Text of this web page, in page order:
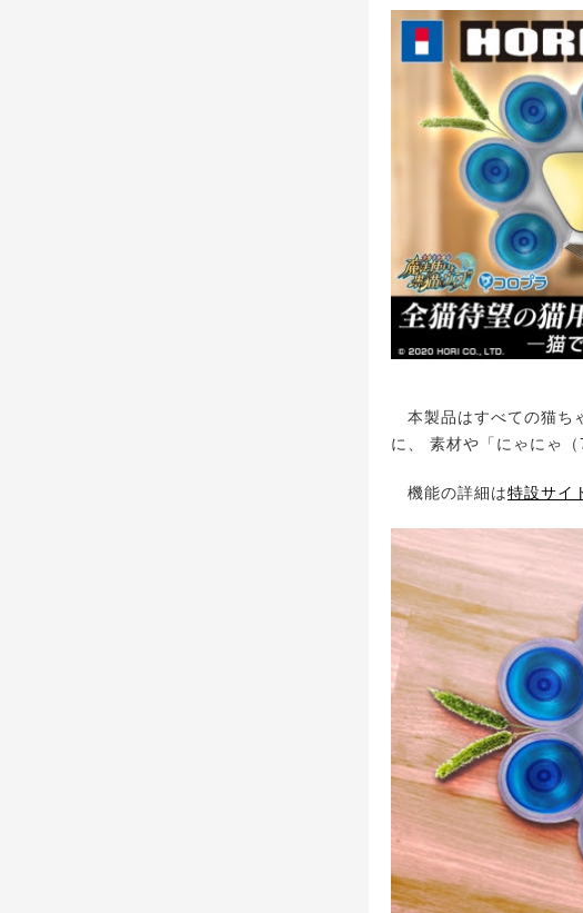
本製品はすべての猫ち
に、 素材や「にゃにゃ
機能の詳細は特設サイ